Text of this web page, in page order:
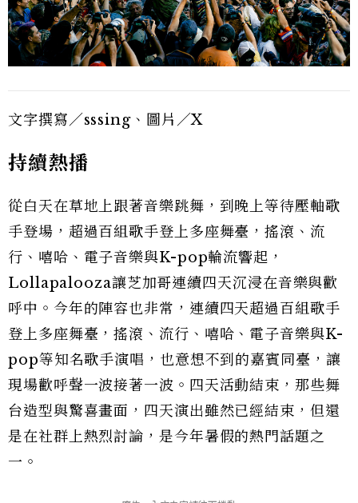
文字撰寫／sssing、圖片／X
持續熱播
從白天在草地上跟著音樂跳舞，到晚上等待壓軸歌
手登場，超過百組歌手登上多座舞臺，搖滾、流
行、嘻哈、電子音樂與K-pop輪流響起，
Lollapalooza讓芝加哥連續四天沉浸在音樂與歡
呼中。今年的陣容也非常，連續四天超過百組歌手
登上多座舞臺，搖滾、流行、嘻哈、電子音樂與K-
pop等知名歌手演唱，也意想不到的嘉賓同臺，讓
現場歡呼聲一波接著一波。四天活動結束，那些舞
台造型與驚喜畫面，四天演出雖然已經結束，但還
是在社群上熱烈討論，是今年暑假的熱門話題之
一。